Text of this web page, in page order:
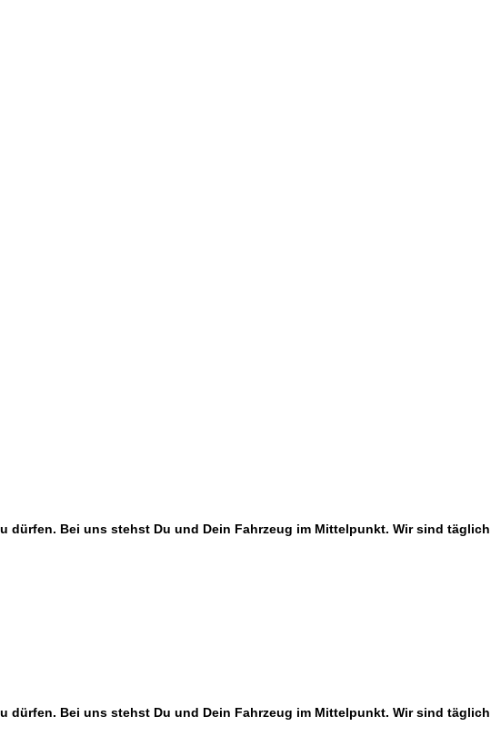
dürfen. Bei uns stehst Du und Dein Fahrzeug im Mittelpunkt. Wir sind
dürfen. Bei uns stehst Du und Dein Fahrzeug im Mittelpunkt. Wir sind